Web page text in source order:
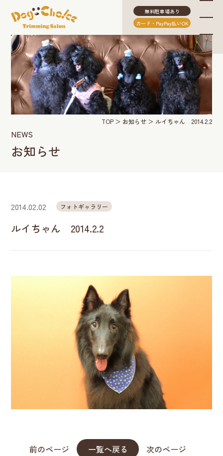
無料駐車場あり
カード・PayPay払いOK
TOP お知らせ ルイちゃん 2014.2.2
NEWS
お知らせ
2014.02.02 フォトギャラリー
ルイちゃん 2014.2.2
前のページ 一覧へ戻る 次のページ